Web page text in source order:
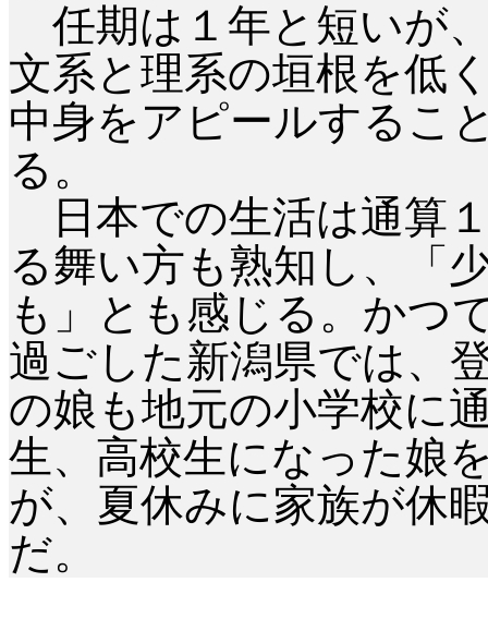
任期は１年と短いが
文系と理系の垣根を低
中身をアピールするこ
る。
日本での生活は通算
る舞い方も熟知し、「
も」とも感じる。かつ
過ごした新潟県では、
の娘も地元の小学校に
生、高校生になった娘
が、夏休みに家族が休
だ。